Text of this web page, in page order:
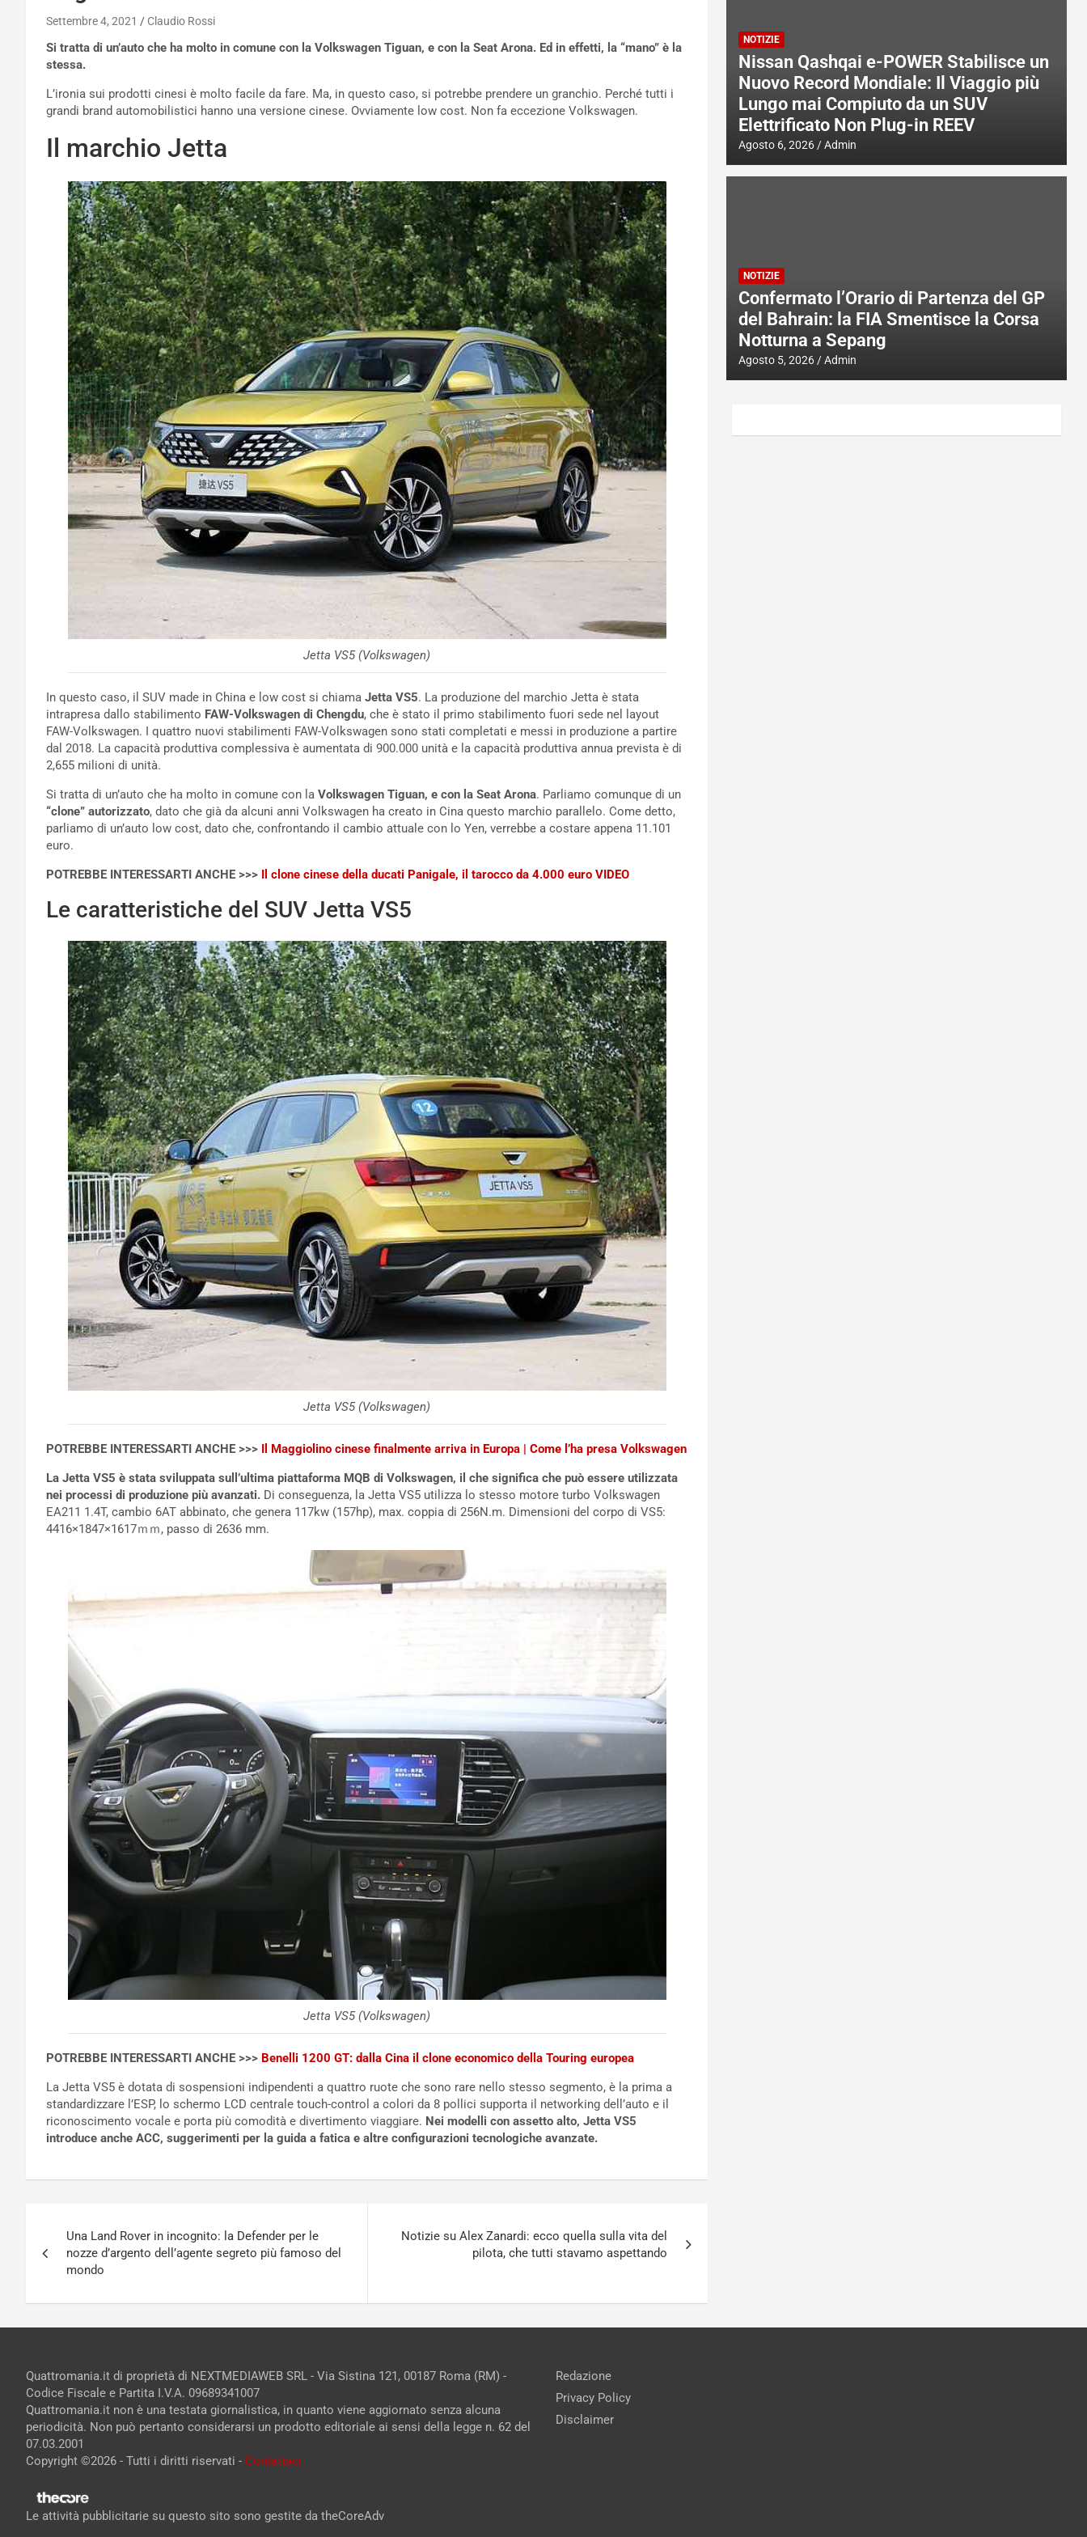
Settembre 4, 2021 Claudio Rossi
Si tratta di un’auto che ha molto in comune con la Volkswagen Tiguan, e con la Seat Arona. Ed in effetti, la “mano” è la
stessa.
L’ironia sui prodotti cinesi è molto facile da fare. Ma, in questo caso, si potrebbe prendere un granchio. Perché tutti i
grandi brand automobilistici hanno una versione cinese. Ovviamente low cost. Non fa eccezione Volkswagen.
Il marchio Jetta
Jetta VS5 (Volkswagen)
In questo caso, il SUV made in China e low cost si chiama Jetta VS5. La produzione del marchio Jetta è stata
intrapresa dallo stabilimento FAW-Volkswagen di Chengdu, che è stato il primo stabilimento fuori sede nel layout
FAW-Volkswagen. I quattro nuovi stabilimenti FAW-Volkswagen sono stati completati e messi in produzione a partire
dal 2018. La capacità produttiva complessiva è aumentata di 900.000 unità e la capacità produttiva annua prevista è di
2,655 milioni di unità.
Si tratta di un’auto che ha molto in comune con la Volkswagen Tiguan, e con la Seat Arona. Parliamo comunque di un
“clone” autorizzato, dato che già da alcuni anni Volkswagen ha creato in Cina questo marchio parallelo. Come detto,
parliamo di un’auto low cost, dato che, confrontando il cambio attuale con lo Yen, verrebbe a costare appena 11.101
euro.
POTREBBE INTERESSARTI ANCHE >>>
Il clone cinese della ducati Panigale, il tarocco da 4.000 euro VIDEO
Le caratteristiche del SUV Jetta VS5
Jetta VS5 (Volkswagen)
POTREBBE INTERESSARTI ANCHE >>>
Il Maggiolino cinese finalmente arriva in Europa | Come l’ha presa Volkswagen
La Jetta VS5 è stata sviluppata sull’ultima piattaforma MQB di Volkswagen, il che significa che può essere utilizzata
nei processi di produzione più avanzati. Di conseguenza, la Jetta VS5 utilizza lo stesso motore turbo Volkswagen
EA211 1.4T, cambio 6AT abbinato, che genera 117kw (157hp), max. coppia di 256N.m. Dimensioni del corpo di VS5:
4416×1847×1617ｍｍ, passo di 2636 mm.
Jetta VS5 (Volkswagen)
POTREBBE INTERESSARTI ANCHE >>> Benelli 1200 GT: dalla Cina il clone economico della Touring europea
La Jetta VS5 è dotata di sospensioni indipendenti a quattro ruote che sono rare nello stesso segmento, è la prima a
standardizzare l’ESP, lo schermo LCD centrale touch-control a colori da 8 pollici supporta il networking dell’auto e il
riconoscimento vocale e porta più comodità e divertimento viaggiare. Nei modelli con assetto alto, Jetta VS5
introduce anche ACC, suggerimenti per la guida a fatica e altre configurazioni tecnologiche avanzate.
articoli
Una Land Rover in incognito: la Defender per le
nozze d’argento dell’agente segreto più famoso del
mondo
Notizie su Alex Zanardi: ecco quella sulla vita del
pilota, che tutti stavamo aspettando
NOTIZIE
Nissan Qashqai e-POWER Stabilisce un
Nuovo Record Mondiale: Il Viaggio più
Lungo mai Compiuto da un SUV
Elettrificato Non Plug-in REEV
Agosto 6, 2026 Admin
NOTIZIE
Confermato l’Orario di Partenza del GP
del Bahrain: la FIA Smentisce la Corsa
Notturna a Sepang
Agosto 5, 2026 Admin
Quattromania.it di proprietà di NEXTMEDIAWEB SRL - Via Sistina 121, 00187 Roma (RM) -
Codice Fiscale e Partita I.V.A. 09689341007
Quattromania.it non è una testata giornalistica, in quanto viene aggiornato senza alcuna
periodicità. Non può pertanto considerarsi un prodotto editoriale ai sensi della legge n. 62 del
07.03.2001
Copyright ©2026 - Tutti i diritti riservati - Contattaci
Le attività pubblicitarie su questo sito sono gestite da theCoreAdv
Redazione
Privacy Policy
Disclaimer